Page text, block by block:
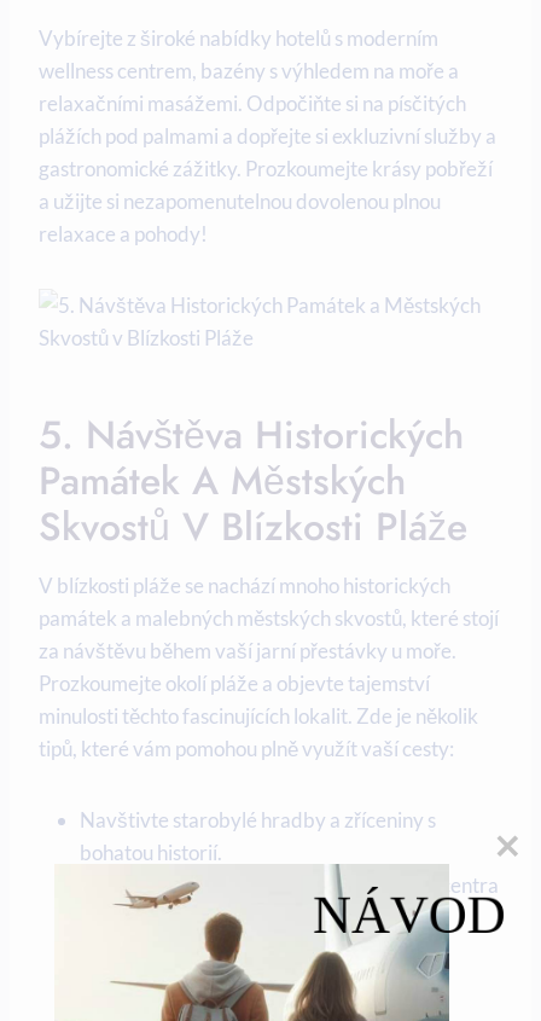
Vybírejte z‍ široké nabídky hotelů ⁢s moderním
wellness centrem, bazény s výhledem na ​moře ​a
relaxačními‌ masážemi. Odpočiňte ⁣si ⁤na písčitých
plážích ‍pod palmami a dopřejte ⁣si⁣ exkluzivní ⁤služby ⁤a⁣
gastronomické zážitky. Prozkoumejte krásy‍ pobřeží
a ​užijte si nezapomenutelnou dovolenou‌ plnou
relaxace a pohody!
5. Návštěva Historických
Památek ​a Městských ​
Skvostů V⁣ Blízkosti‌ Pláže
V blízkosti⁢ pláže​ se nachází mnoho historických‌
památek a malebných městských skvostů, které stojí
za návštěvu během vaší jarní ‍přestávky u moře.
Prozkoumejte⁢ okolí pláže a objevte tajemství‍
minulosti těchto ⁤fascinujících lokalit. Zde ⁢je několik⁣
tipů,⁤ které ⁣vám pomohou plně využít vaší ⁣cesty:
Navštivte starobylé⁣ hradby ‍a zříceniny s
bohatou⁣ historií.
Projděte se úzkými uličkami historického⁤ centra
a obdivujte ⁣architekturu minulých století.
Zajděte ‌do ⁣místních muzeí a galerií, ​kde se‍
dozvíte více‍ o kulturním dědictví místa.
NÁVOD